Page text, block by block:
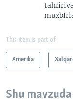
This item is part of
Amerika
Shu mavzuda